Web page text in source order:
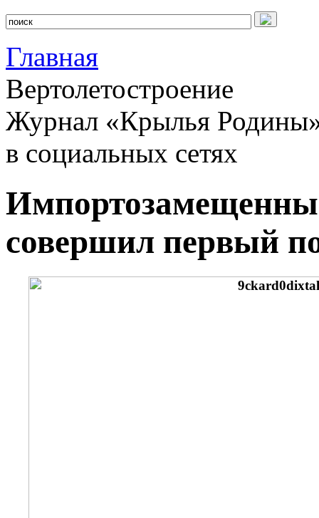
Главная
Вертолетостроение
Журнал «Крылья
в социальных сетях
совершил первый